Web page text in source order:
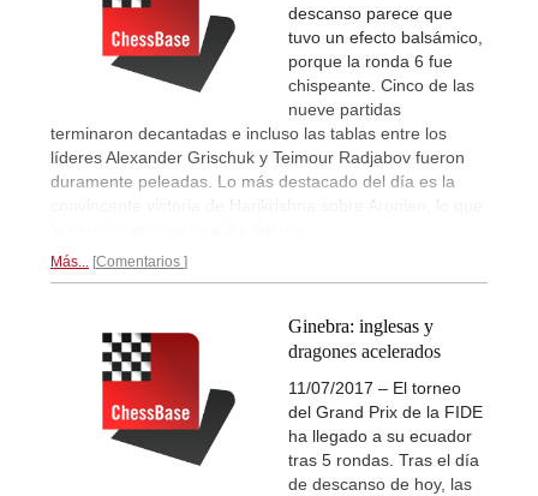
descanso parece que
tuvo un efecto balsámico,
porque la ronda 6 fue
chispeante. Cinco de las
nueve partidas
terminaron decantadas e incluso las tablas entre los
líderes Alexander Grischuk y Teimour Radjabov fueron
duramente peleadas. Lo más destacado del día es la
convincente victoria de Harikrishna sobre Aronian, lo que
Más... Comentarios
Ginebra: inglesas y
dragones acelerados
11/07/2017 – El torneo
del Grand Prix de la FIDE
ha llegado a su ecuador
tras 5 rondas. Tras el día
de descanso de hoy, las